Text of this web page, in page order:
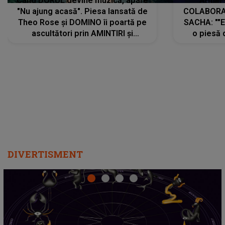
"Nu ajung acasă". Piesa lansată de
Theo Rose și DOMINO îi poartă pe
ascultători prin AMINTIRI și
SACHA:
o piesă
DIVERTISMENT